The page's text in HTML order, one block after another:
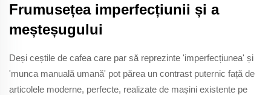
Frumusețea imperfecțiunii și a
meșteșugului
Deși ceștile de cafea care par să reprezinte 'imperfecțiunea' și
'munca manuală umană' pot părea un contrast puternic față de
articolele moderne, perfecte, realizate de mașini existente pe